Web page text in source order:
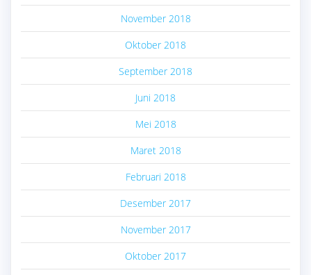
November 2018
Oktober 2018
September 2018
Juni 2018
Mei 2018
Maret 2018
Februari 2018
Desember 2017
November 2017
Oktober 2017